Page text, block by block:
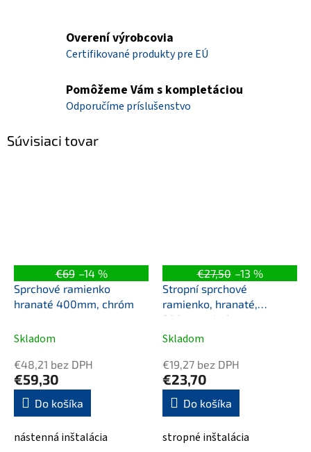
Overení výrobcovia
Certifikované produkty pre EÚ
Pomôžeme Vám s kompletáciou
Odporučíme príslušenstvo
Súvisiaci tovar
€69 –14 %
Sprchové ramienko
hranaté 400mm, chróm
Skladom
€48,21 bez DPH
€59,30
Do košíka
nástenná inštalácia
€27,50 –13 %
Stropní sprchové
ramienko, hranaté,
200mm, chróm
Skladom
€19,27 bez DPH
€23,70
Do košíka
stropné inštalácia